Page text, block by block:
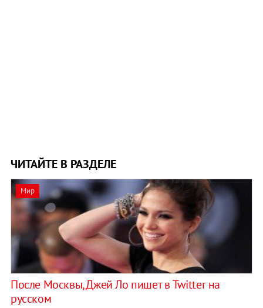
ЧИТАЙТЕ В РАЗДЕЛЕ
Мир
После Москвы, Джей Ло пишет в Twitter на
русском